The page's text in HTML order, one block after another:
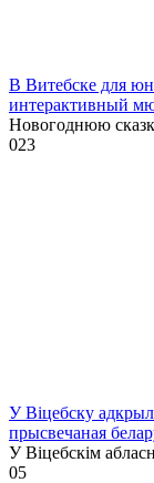
В Витебске для
интерактивный
Новогоднюю
023
У Віцебску
прысвечаная
У Віцебскім
05